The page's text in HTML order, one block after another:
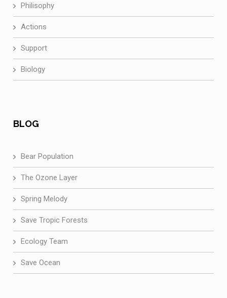
Philisophy
Actions
Support
Biology
BLOG
Bear Population
The Ozone Layer
Spring Melody
Save Tropic Forests
Ecology Team
Save Ocean